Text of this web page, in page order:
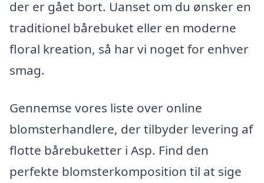
der er gået bort. Uanset om du ønsker en
traditionel bårebuket eller en moderne
floral kreation, så har vi noget for enhver
smag.
Gennemse vores liste over online
blomsterhandlere, der tilbyder levering af
flotte bårebuketter i Asp. Find den
perfekte blomsterkomposition til at sige